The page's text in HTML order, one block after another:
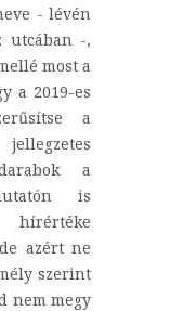
- lévén
utcában -,
most a
a 2019-es
a
a
is
hírértéke
azért ne
szerint
nem megy